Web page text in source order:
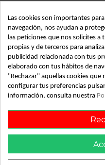
OEM:
Año fabricación
Código motor
Kilometraje
Bastidor
Color
Combustible
Potencia
Las cookies son importantes
navegación, nos ayudan a
las peticiones que nos solicites a
propias y de terceros para
publicidad relacionada con tus
elaborado con tus hábitos de
"Rechazar" aquellas cookies que
configurar tus preferencias
información, consulta nuestra